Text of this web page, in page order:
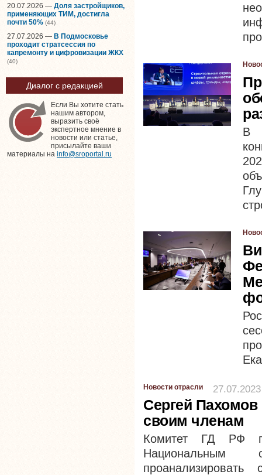
20.07.2026 — Доля застройщиков,
применяющих ТИМ, достигла
почти 50% (44)
27.07.2026 — В Подмосковье
проходит стратсессия по
капремонту и цифровизации ЖКХ
(40)
Диалог с редакцией
Если Вы хотите стать
нашим автором,
выразить своё
экспертное мнение в
новости или статье,
присылайте ваши
материалы на info@sroportal.ru
В
Новости отрасли 27.07.2023
Сергей Пахомов
своим членам
Комитет ГД РФ
Национальным